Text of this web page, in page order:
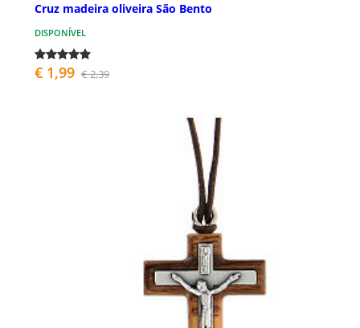
Cruz madeira oliveira São Bento
DISPONÍVEL
€ 1,99 € 2,39